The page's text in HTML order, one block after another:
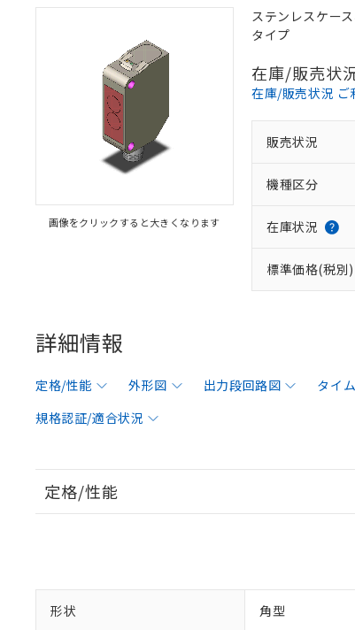
画像をクリックすると大きくなります
ステンレスケー
タイプ
在庫/販売状
在庫/販売状況 ご
販売状況
機種区分
在庫状況
標準価格(税別)
詳細情報
定格/性能 外形図 出力段回路図 タイ
規格認証/適合状況
定格/性能
形状 角型